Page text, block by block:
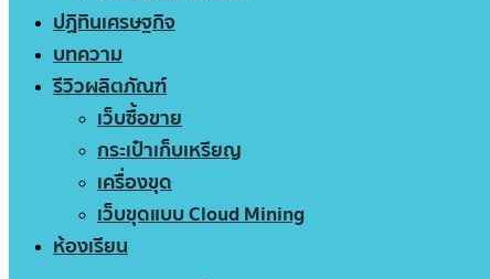
ปฏิทินเศรษฐกิจ
บทความ
รีวิวผลิตภัณฑ์
เว็บซื้อขาย
กระเป๋าเก็บเหรียญ
เครื่องขุด
เว็บขุดแบบ Cloud Mining
ห้องเรียน